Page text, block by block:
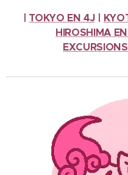
TOKYO EN 4J
HIROSHIMA
EXCURSIONS